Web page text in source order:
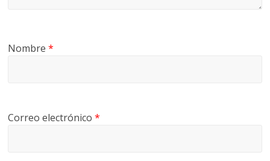
Nombre*
Correo electrónico*